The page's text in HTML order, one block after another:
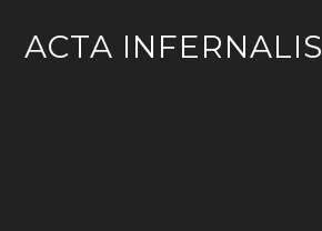
ACTA INFERNALIS